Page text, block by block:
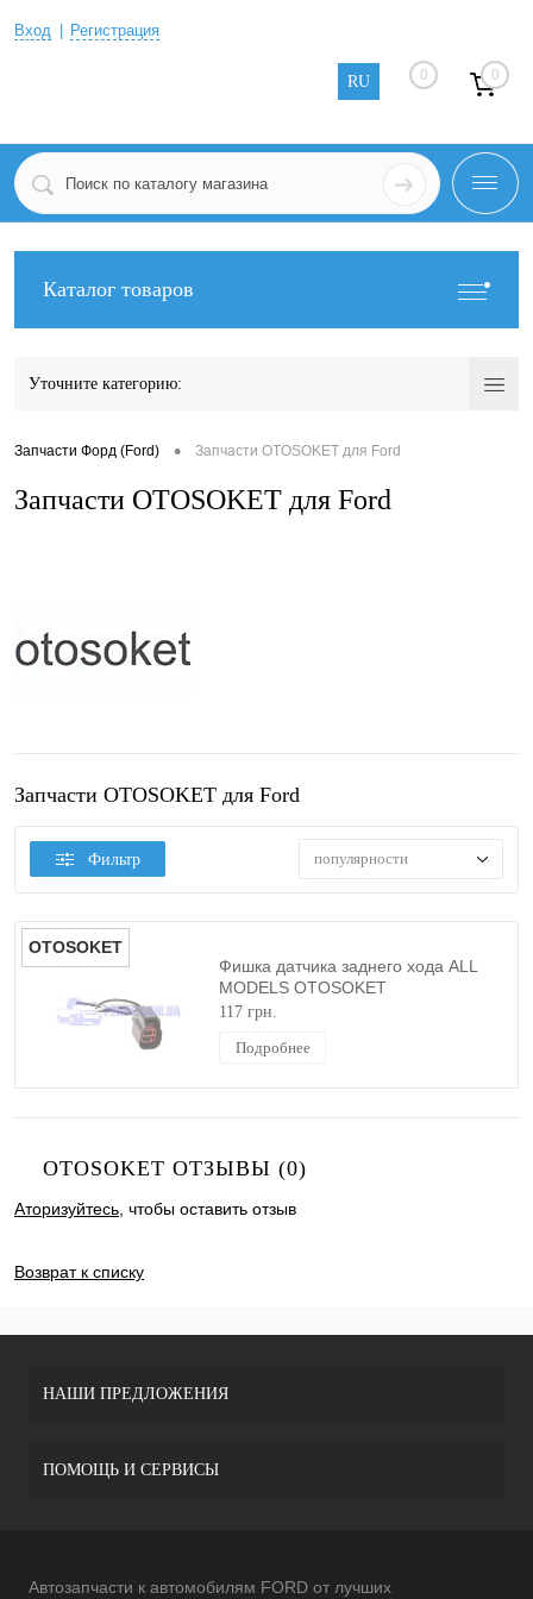
Вход Регистрация
RU 0 0
Каталог товаров
Уточните категорию:
Запчасти Форд (Ford) • Запчасти OTOSOKET для Ford
Запчасти OTOSOKET для Ford
Запчасти OTOSOKET для Ford
Фильтр популярности
OTOSOKET
Фишка датчика заднего хода ALL
MODELS OTOSOKET
117 грн.
Подробнее
OTOSOKET ОТЗЫВЫ (0)
Аторизуйтесь , чтобы оставить отзыв
Возврат к списку
НАШИ ПРЕДЛОЖЕНИЯ
ПОМОЩЬ И СЕРВИСЫ
Автозапчасти к автомобилям FORD от лучших